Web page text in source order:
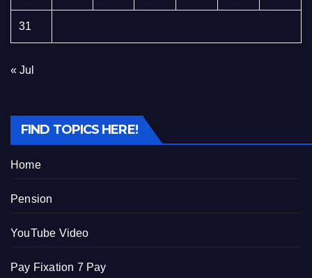
31
« Jul
FIND TOPICS HERE!
Home
Pension
YouTube Video
Pay Fixation 7 Pay